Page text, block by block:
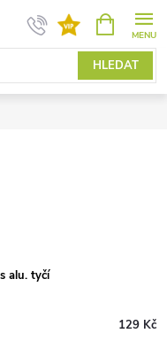
HLEDAT
NÁKUPNÍ
KOŠÍK
alu. tyčí
129 Kč